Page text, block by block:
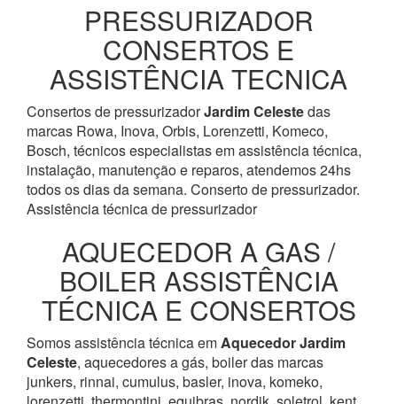
PRESSURIZADOR
CONSERTOS E
ASSISTÊNCIA TECNICA
Consertos de pressurizadorJardim Celestedas
marcas Rowa, Inova, Orbis, Lorenzetti, Komeco,
Bosch, técnicos especialistas em assistência técnica,
instalação, manutenção e reparos, atendemos 24hs
todos os dias da semana. Conserto de pressurizador.
Assistência técnica de pressurizador
AQUECEDOR A GAS /
BOILER ASSISTÊNCIA
TÉCNICA E CONSERTOS
Somos assistência técnica emAquecedorJardim
Celeste, aquecedores a gás, boiler das marcas
junkers, rinnai, cumulus, basler, inova, komeko,